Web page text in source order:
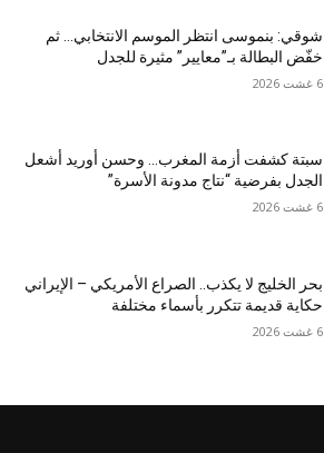
شوقي: بنموسى انتظر الموسم الانتخابي… ثم
خفّض البطالة بـ”معايير” مثيرة للجدل
6 غشت 2026
سبتة كشفت أزمة المغرب… وحسن أوريد أشعل
الجدل بفرضية “نتاج مدونة الأسرة”
6 غشت 2026
بحر الخليج لا يكذب.. الصراع الأمريكي – الإيراني
حكاية قديمة تتكرر بأسماء مختلفة
6 غشت 2026